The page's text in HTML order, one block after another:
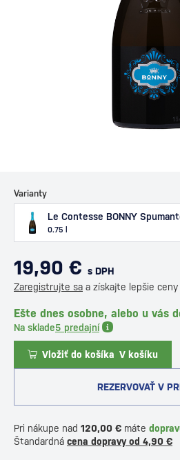
Varianty
Le Contesse BONNY
0.75 l
19,90 € s DPH
Zaregistrujte sa a získajte lepšie ceny
Ešte dnes osobne, alebo u vás
Na sklade5 predajní
Vložiť do košíka V košíku
REZERVOVAŤ V
Pri nákupe nad 120,00 € máte
Štandardná cena dopravy od 4,90 €